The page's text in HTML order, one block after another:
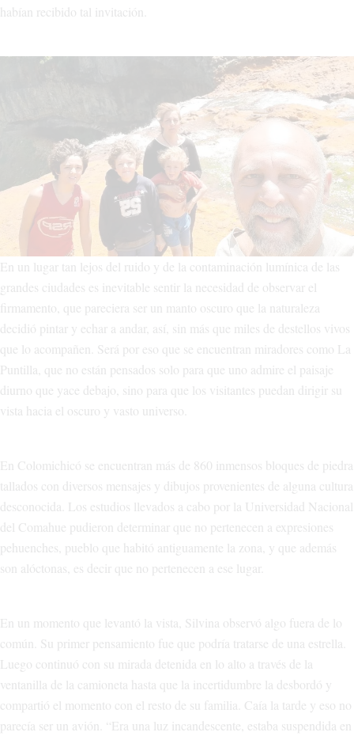
habían recibido tal invitación.
En un lugar tan lejos del ruido y de la contaminación lumínica de las
grandes ciudades es inevitable sentir la necesidad de observar el
firmamento, que pareciera ser un manto oscuro que la naturaleza
decidió pintar y echar a andar, así, sin más que miles de destellos vivos
que lo acompañen. Será por eso que se encuentran miradores como La
Puntilla, que no están pensados solo para que uno admire el paisaje
diurno que yace debajo, sino para que los visitantes puedan dirigir su
vista hacia el oscuro y vasto universo.
En Colomichicó se encuentran más de 860 inmensos bloques de piedra
tallados con diversos mensajes y dibujos provenientes de alguna cultura
desconocida. Los estudios llevados a cabo por la Universidad Nacional
del Comahue pudieron determinar que no pertenecen a expresiones
pehuenches, pueblo que habitó antiguamente la zona, y que además
son alóctonas, es decir que no pertenecen a ese lugar.
En un momento que levantó la vista, Silvina observó algo fuera de lo
común. Su primer pensamiento fue que podría tratarse de una estrella.
Luego continuó con su mirada detenida en lo alto a través de la
ventanilla de la camioneta hasta que la incertidumbre la desbordó y
compartió el momento con el resto de su familia. Caía la tarde y eso no
parecía ser un avión. “Era una luz incandescente, estaba suspendida en